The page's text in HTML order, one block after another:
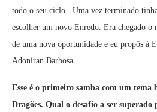
todo o seu ciclo. Uma vez terminado
escolher um novo Enredo. Era chegado
de uma nova oportunidade e eu propôs à
Adoniran Barbosa.
Esse é o primeiro samba com um
Dragões. Qual o desafio a ser superado